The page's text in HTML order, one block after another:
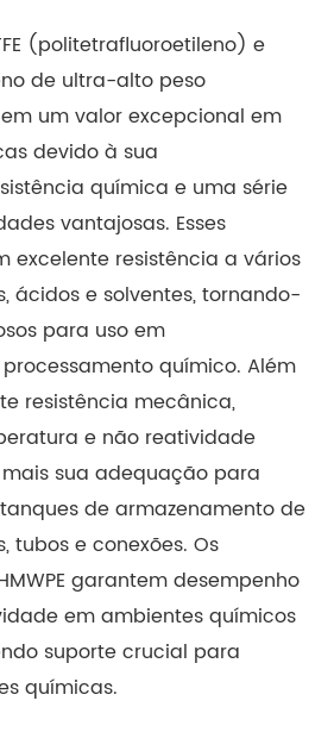
(politetrafluoroetileno) e
de ultra-alto peso
um valor excepcional em
devido à sua
química e uma série
vantajosas. Esses
excelente resistência a vários
ácidos e solventes, tornando-
para uso em
químico. Além
resistência mecânica,
e não reatividade
sua adequação para
de armazenamento de
tubos e conexões. Os
garantem desempenho
em ambientes químicos
suporte crucial para
químicas.